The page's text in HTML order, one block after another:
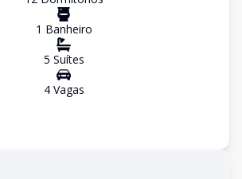
1 Banheiro
5 Suítes
4Vagas